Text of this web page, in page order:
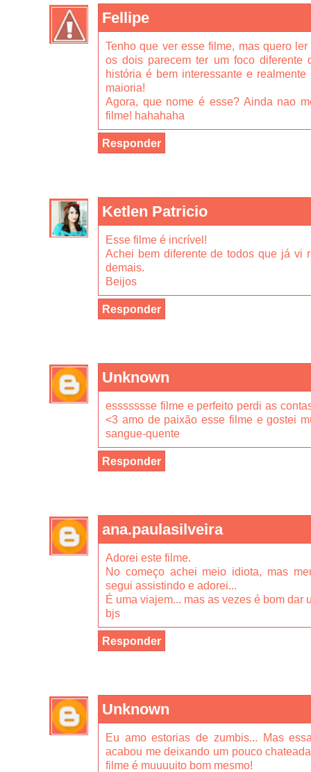
Fellipe
Tenho que ver esse filme, mas quero
os dois parecem ter um foco diferente
história é bem interessante e
maioria!
Agora, que nome é esse? Ainda nao
filme! hahahaha
Responder
Ketlen Patricio
Esse filme é incrível!
Achei bem diferente de todos que já vi
demais.
Beijos
Responder
Unknown
essssssse filme e perfeito perdi as
<3 amo de paixão esse filme e gostei
sangue-quente
Responder
ana.paulasilveira
Adorei este filme.
No começo achei meio idiota, mas
segui assistindo e adorei...
É uma viajem... mas as vezes é bom dar
bjs
Responder
Unknown
Eu amo estorias de zumbis... Mas
acabou me deixando um pouco
filme é muuuuito bom mesmo!